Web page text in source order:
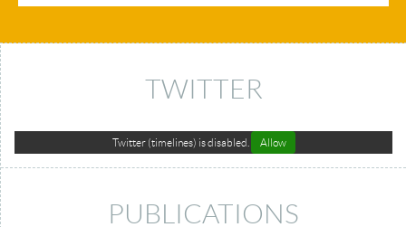
TWITTER
Twitter (timelines) is disabled. Allow
PUBLICATIONS